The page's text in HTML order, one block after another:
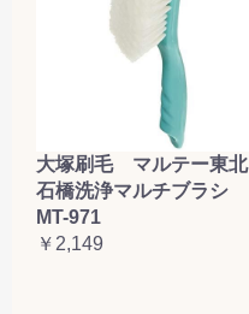
大塚刷毛 マルテー東北
石橋洗浄マルチブラシ
MT-971
￥2,149